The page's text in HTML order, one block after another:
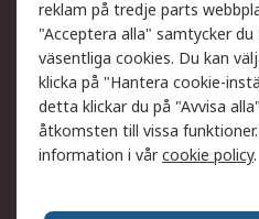
Support
Få hjälp
Leverans
Begär en fakturakopi
Betalningsalternativ
reklam på tredje parts
"Acceptera alla" samtycker du
väsentliga cookies. Du kan
klicka på "Hantera cookie-
detta klickar du på "Avvisa
åtkomsten till vissa
information i vårcookie policy.